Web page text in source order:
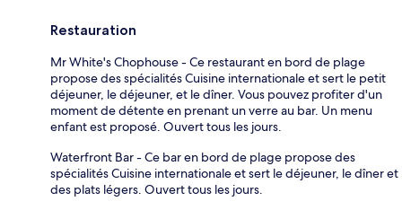
Restauration
Mr White's Chophouse - Ce restaurant en bord de plage
propose des spécialités Cuisine internationale et sert le petit
déjeuner, le déjeuner, et le dîner. Vous pouvez profiter d'un
moment de détente en prenant un verre au bar. Un menu
enfant est proposé. Ouvert tous les jours.
Waterfront Bar - Ce bar en bord de plage propose des
spécialités Cuisine internationale et sert le déjeuner, le dîner et
des plats légers. Ouvert tous les jours.